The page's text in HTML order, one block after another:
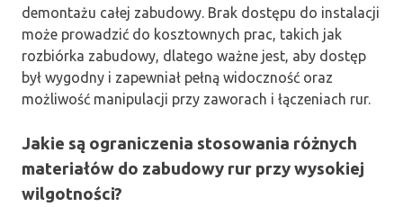
demontażu całej zabudowy. Brak dostępu do instalacji
może prowadzić do kosztownych prac, takich jak
rozbiórka zabudowy, dlatego ważne jest, aby dostęp
był wygodny i zapewniał pełną widoczność oraz
możliwość manipulacji przy zaworach i łączeniach rur.
Jakie są ograniczenia stosowania różnych
materiałów do zabudowy rur przy wysokiej
wilgotności?